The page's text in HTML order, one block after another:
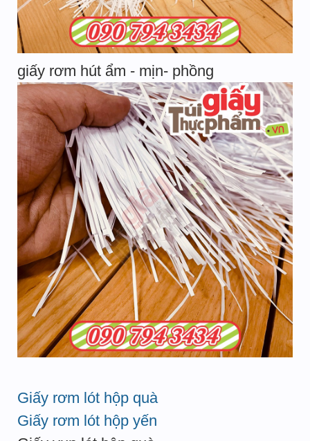
giấy rơm hút ẩm - mịn- phồng
Giấy rơm lót hộp quà
Giấy rơm lót hộp yến